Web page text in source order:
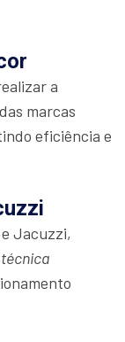
a
das marcas
eficiência e
Jacuzzi,